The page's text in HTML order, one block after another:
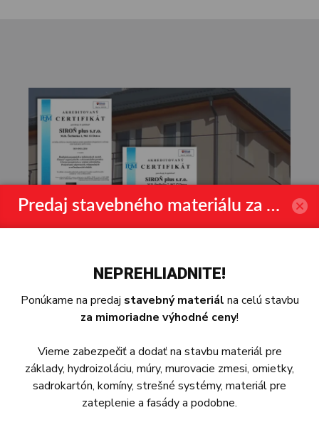
SIROŇ plus s.r.o.
Sme odborníci
Predaj stavebného materiálu za výhodné ceny
NEPREHLIADNITE!
Ponúkame na predaj stavebný materiál na celú stavbu
za mimoriadne výhodné ceny!
Vieme zabezpečiť a dodať na stavbu materiál pre
základy, hydroizoláciu, múry, murovacie zmesi, omietky,
sadrokartón, komíny, strešné systémy, materiál pre
zateplenie a fasády a podobne.